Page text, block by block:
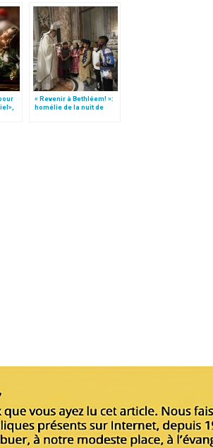
« Revenir à Bethléem! »:
homélie de la nuit de
Noël (texte complet)